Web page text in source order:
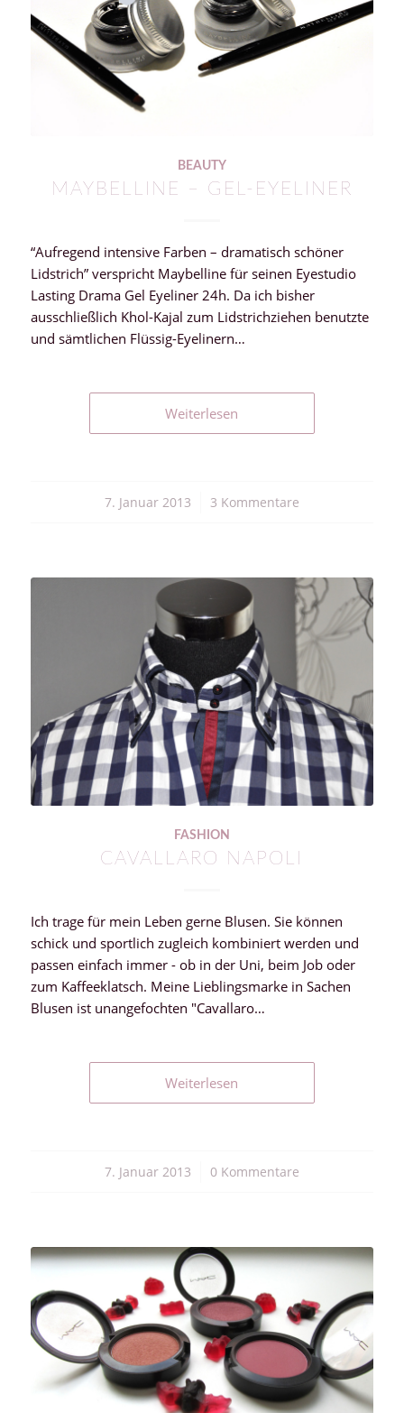
BEAUTY
MAYBELLINE – GEL-EYELINER
“Aufregend intensive Farben – dramatisch schöner
Lidstrich” verspricht Maybelline für seinen Eyestudio
Lasting Drama Gel Eyeliner 24h. Da ich bisher
ausschließlich Khol-Kajal zum Lidstrichziehen benutzte
und sämtlichen Flüssig-Eyelinern…
Weiterlesen
7. Januar 2013
/ 3 Kommentare
FASHION
CAVALLARO NAPOLI
Ich trage für mein Leben gerne Blusen. Sie können
schick und sportlich zugleich kombiniert werden und
passen einfach immer - ob in der Uni, beim Job oder
zum Kaffeeklatsch. Meine Lieblingsmarke in Sachen
Blusen ist unangefochten "Cavallaro…
Weiterlesen
7. Januar 2013
/ 0 Kommentare